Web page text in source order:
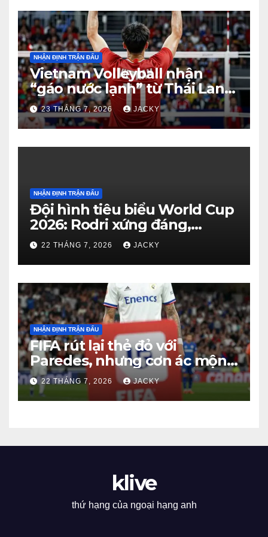
NHẬN ĐỊNH TRẬN ĐẤU
Vietnam Volleyball nhận
“gáo nước lạnh” từ Thái Lan:
Từ dẫn 2-0 đến thua ngược 2-
3 đầy tiếc nuối
23 THÁNG 7, 2026 JACKY
NHẬN ĐỊNH TRẬN ĐẤU
Đội hình tiêu biểu World Cup
2026: Rodri xứng đáng,
Haaland viết cổ tích, Vozinha
gây bất ngờ
22 THÁNG 7, 2026 JACKY
NHẬN ĐỊNH TRẬN ĐẤU
FIFA rút lại thẻ đỏ với
Paredes, nhưng cơn ác mộng
kỷ luật của Argentina vẫn
chưa kết thúc
22 THÁNG 7, 2026 JACKY
klive
thứ hạng của ngoại hạng anh